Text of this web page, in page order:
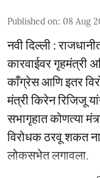
Published on: 08 Aug
नवी दिल्ली :
कारवाईवर गृहमंत्री
काँग्रेस आणि इतर
मंत्री किरेन रिजिजू
सभागृहात कोणत्या
विरोधक ठरवू शकत
लोकसभेत लगावला.